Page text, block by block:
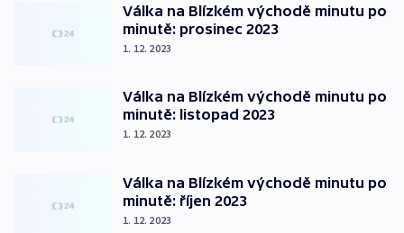
Válka na Blízkém východě minutu po
minutě: prosinec 2023
1. 12. 2023
Válka na Blízkém východě minutu po
minutě: listopad 2023
1. 12. 2023
Válka na Blízkém východě minutu po
minutě: říjen 2023
1. 12. 2023